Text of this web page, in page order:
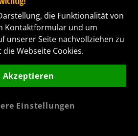
gemacht, Ihnen dabei zu
die Funktionalität von
Kontaktformular und um
unserer Seite nachvollziehen zu
Webseite Cookies.
Akzeptieren
Einstellungen